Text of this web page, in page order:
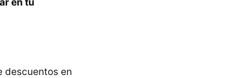
descuentos en